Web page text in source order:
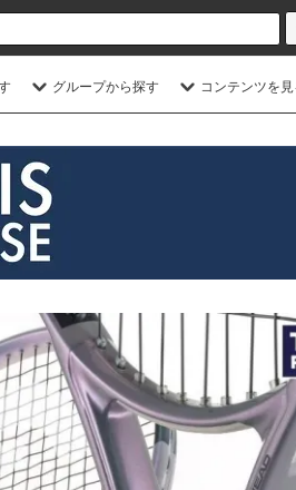
グループから探す コンテンツを見